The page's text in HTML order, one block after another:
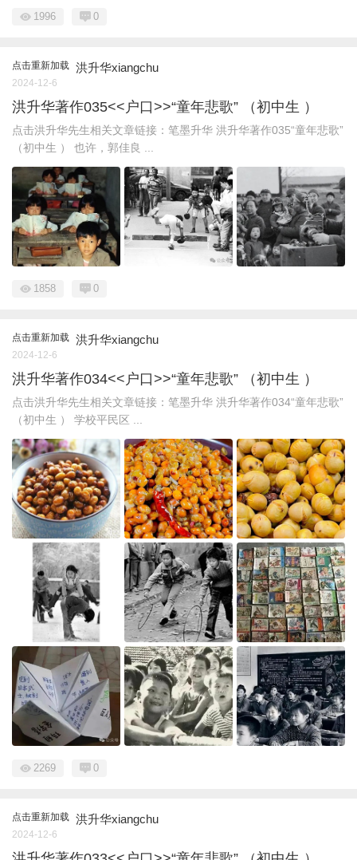
1996 0
点击重新加载 洪升华xiangchu
2024-12-6
洪升华著作035<<户口>>“童年悲歌” （初中生 ）
点击洪升华先生相关文章链接：笔墨升华 洪升华著作035“童年悲歌”
（初中生 ） 也许，郭佳良 ...
1858 0
点击重新加载 洪升华xiangchu
2024-12-6
洪升华著作034<<户口>>“童年悲歌” （初中生 ）
点击洪升华先生相关文章链接：笔墨升华 洪升华著作034“童年悲歌”
（初中生 ） 学校平民区 ...
2269 0
点击重新加载 洪升华xiangchu
2024-12-6